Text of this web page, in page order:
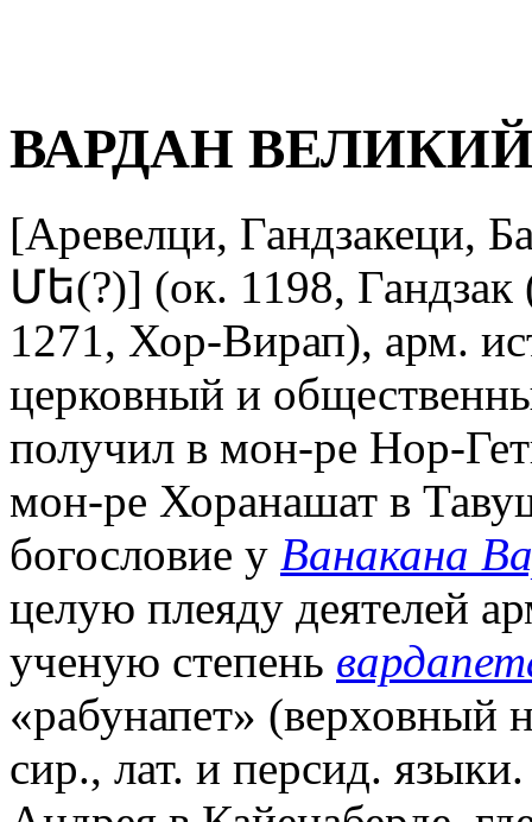
ВАРДАН
[Аревелци, Гандзакеци,
Մե(?)] (ок. 1198,
1271, Хор-Вирап), арм.
церковный и
получил в мон-ре Нор-
мон-ре Хоранашат в
богословие у Ванакана
целую плеяду деятелей
ученую степень
«рабунапет» (верховный
сир., лат. и персид.